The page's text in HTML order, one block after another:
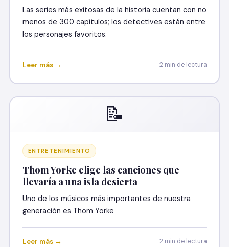
Las series más exitosas de la historia cuentan con no
menos de 300 capítulos; los detectives están entre
los personajes favoritos.
Leer más → 2 min de lectura
📝
ENTRETENIMIENTO
Thom Yorke elige las canciones que
llevaría a una isla desierta
Uno de los músicos más importantes de nuestra
generación es Thom Yorke
Leer más → 2 min de lectura